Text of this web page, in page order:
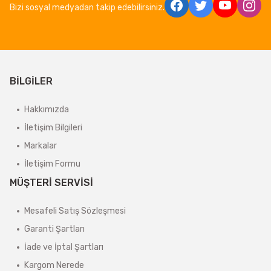
Bizi sosyal medyadan takip edebilirsiniz.
BİLGİLER
Hakkımızda
İletişim Bilgileri
Markalar
İletişim Formu
MÜŞTERİ SERVİSİ
Mesafeli Satış Sözleşmesi
Garanti Şartları
İade ve İptal Şartları
Kargom Nerede